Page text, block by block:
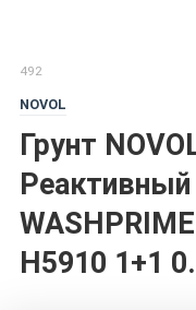
492
NOVOL
Грунт
Реактивный
H5910 1+1